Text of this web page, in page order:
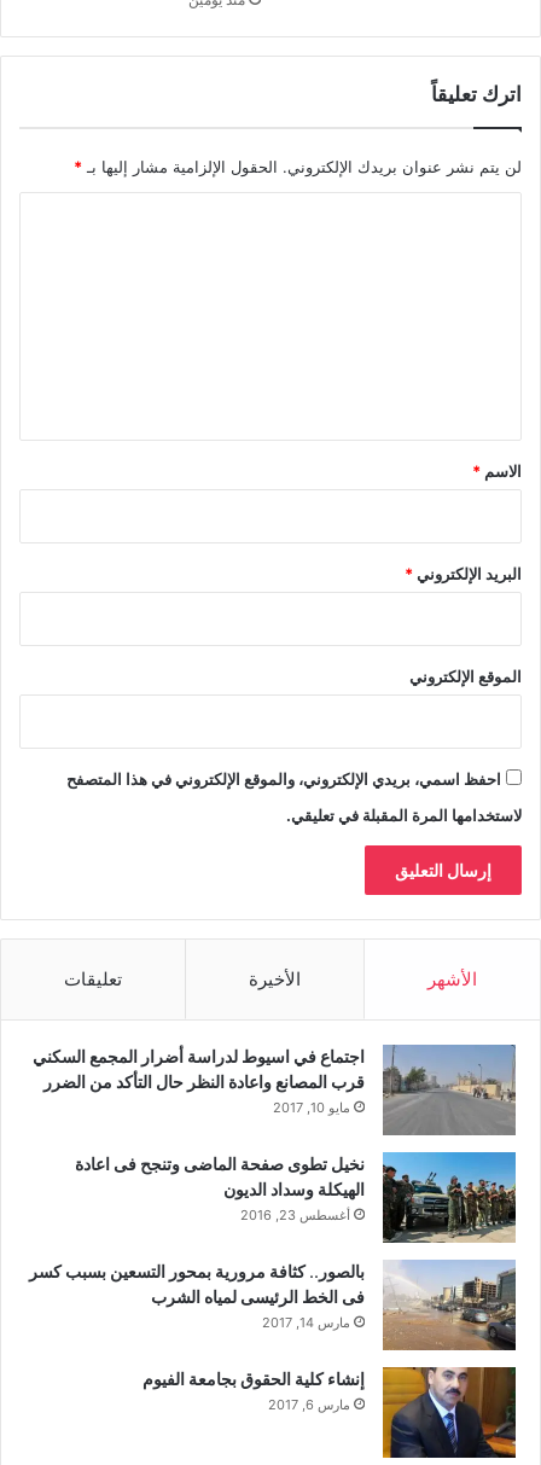
اترك تعليقاً
لن يتم نشر عنوان بريدك الإلكتروني. الحقول الإلزامية مشار إليها بـ *
*
الاسم *
البريد الإلكتروني*
الموقع الإلكتروني
احفظ اسمي، بريدي الإلكتروني، والموقع الإلكتروني في هذا المتصفح
لاستخدامها المرة المقبلة في تعليقي.
الأشهر الأخيرة تعليقات
اجتماع في اسيوط لدراسة أضرار المجمع السكني
قرب المصانع واعادة النظر حال التأكد من الضرر
مايو 10, 2017
نخيل تطوى صفحة الماضى وتنجح فى اعادة
الهيكلة وسداد الديون
أغسطس 23, 2016
بالصور.. كثافة مرورية بمحور التسعين بسبب كسر
فى الخط الرئيسى لمياه الشرب
مارس 14, 2017
إنشاء كلية الحقوق بجامعة الفيوم
مارس 6, 2017